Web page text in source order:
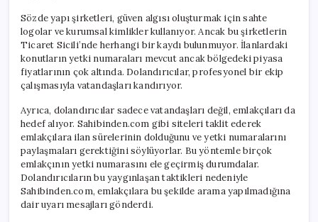
Sözde yapı şirketleri, güven algısı oluşturmak için sahte
logolar ve kurumsal kimlikler kullanıyor. Ancak bu şirketlerin
Ticaret Sicili’nde herhangi bir kaydı bulunmuyor. İlanlardaki
konutların yetki numaraları mevcut ancak bölgedeki piyasa
fiyatlarının çok altında. Dolandırıcılar, profesyonel bir ekip
çalışmasıyla vatandaşları kandırıyor.
Ayrıca, dolandırıcılar sadece vatandaşları değil, emlakçıları da
hedef alıyor. Sahibinden.com gibi siteleri taklit ederek
emlakçılara ilan sürelerinin dolduğunu ve yetki numaralarını
paylaşmaları gerektiğini söylüyorlar. Bu yöntemle birçok
emlakçının yetki numarasını ele geçirmiş durumdalar.
Dolandırıcıların bu yaygınlaşan taktikleri nedeniyle
Sahibinden.com, emlakçılara bu şekilde arama yapılmadığına
dair uyarı mesajları gönderdi.